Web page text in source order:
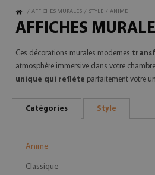
/ AFFICHES MURALES / STYLE / ANIME
AFFICHES
Ces décorations murales modernes
atmosphère immersive dans votre
unique qui reflète parfaitement votre
Catégories Style
Anime
Classique